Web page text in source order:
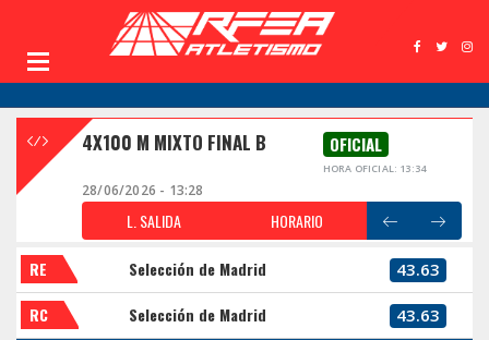
4X100 M MIXTO FINAL B OFICIAL
HORA OFICIAL: 13:34
28/06/2026 - 13:28
L. SALIDA HORARIO
RE Selección de Madrid 43.63
RC Selección de Madrid 43.63